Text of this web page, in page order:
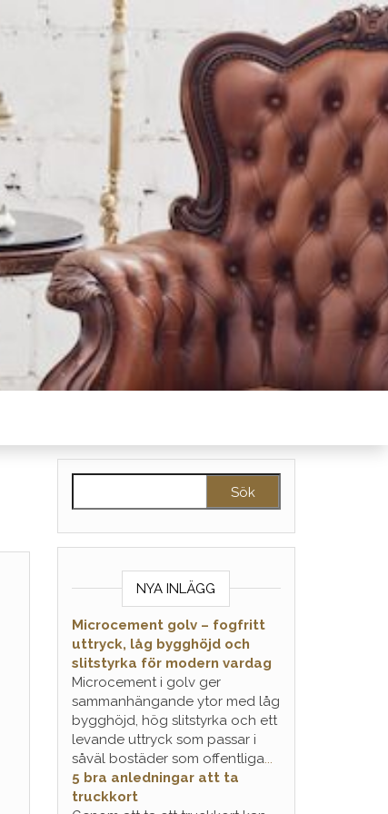
NYA INLÄGG
Microcement golv – fogfritt
uttryck, låg bygghöjd och
slitstyrka för modern vardag
Microcement i golv ger
sammanhängande ytor med låg
bygghöjd, hög slitstyrka och ett
levande uttryck som passar i
såväl bostäder som offentliga...
5 bra anledningar att ta
truckkort